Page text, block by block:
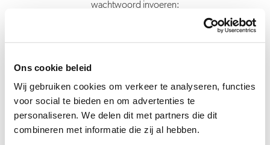
Ons cookie beleid
Wij gebruiken cookies om verkeer te analyseren, functies
voor social te bieden en om advertenties te
personaliseren. We delen dit met partners die dit
combineren met informatie die zij al hebben.
wachtwoord invoeren:
Verstuur